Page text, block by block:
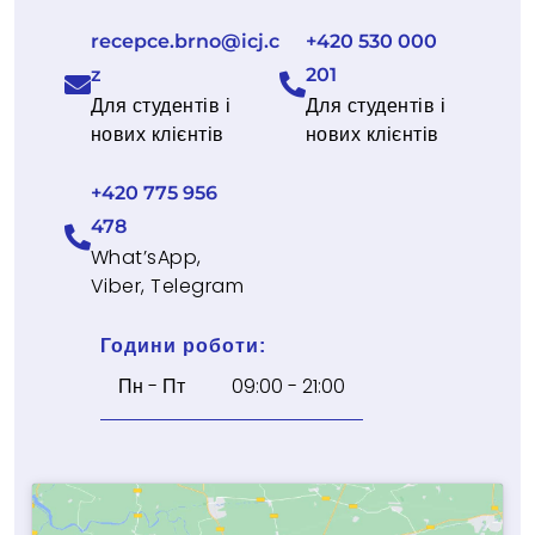
recepce.brno@icj.c
z
Для студентів і
нових клієнтів
+420 775 956
478
What’sApp,
Viber, Telegram
+420 530 000
201
Для студентів і
нових клієнтів
Години роботи:
Пн - Пт 09:00 - 21:00